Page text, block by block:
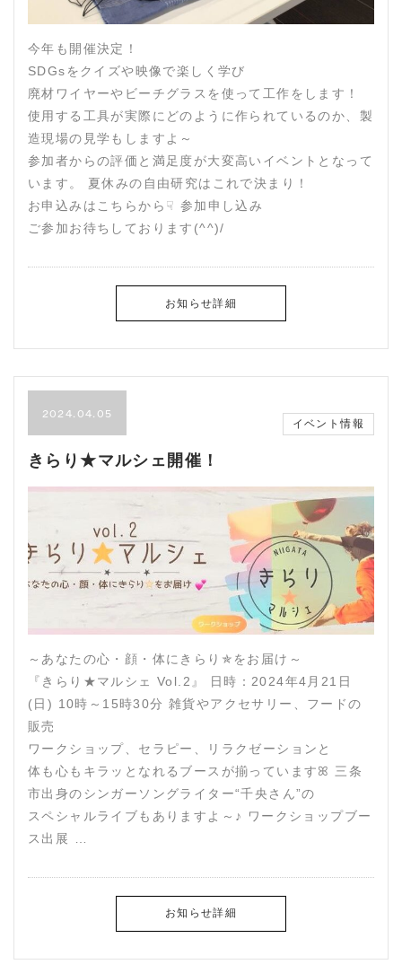
今年も開催決定！
SDGsをクイズや映像で楽しく学び
廃材ワイヤーやビーチグラスを使って工作をします！
使用する工具が実際にどのように作られているのか、製
造現場の見学もしますよ～
参加者からの評価と満足度が大変高いイベントとなって
います。 夏休みの自由研究はこれで決まり！
お申込みはこちらから☟ 参加申し込み
ご参加お待ちしております(^^)/
お知らせ詳細
2024.04.05
イベント情報
きらり★マルシェ開催！
～あなたの心・顔・体にきらり✯をお届け～
『きらり★マルシェ Vol.2』 日時：2024年4月21日
(日) 10時～15時30分 雑貨やアクセサリー、フードの
販売
ワークショップ、セラピー、リラクゼーションと
体も心もキラッとなれるブースが揃っていますꕤ 三条
市出身のシンガーソングライター“千央さん”の
スペシャルライブもありますよ～♪ ワークショップブー
ス出展 …
お知らせ詳細